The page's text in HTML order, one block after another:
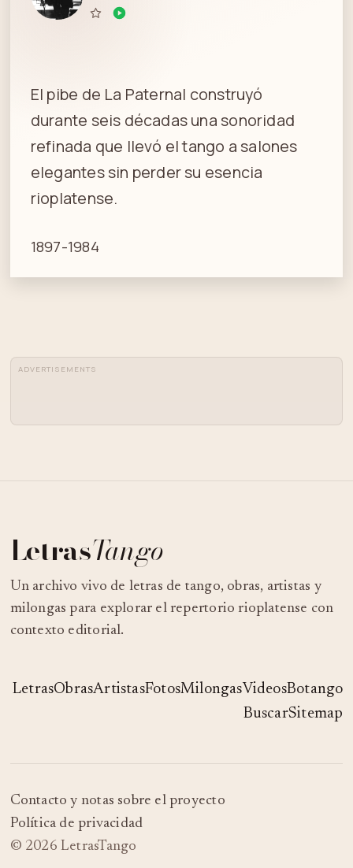
El pibe de La Paternal construyó
durante seis décadas una sonoridad
refinada que llevó el tango a salones
elegantes sin perder su esencia
rioplatense.
1897-1984
ADVERTISEMENTS
LetrasTango
Un archivo vivo de letras de tango, obras, artistas y
milongas para explorar el repertorio rioplatense con
contexto editorial.
LetrasObrasArtistasFotosMilongasVideosBotango
BuscarSitemap
Contacto y notas sobre el proyecto
Política de privacidad
© 2026 LetrasTango